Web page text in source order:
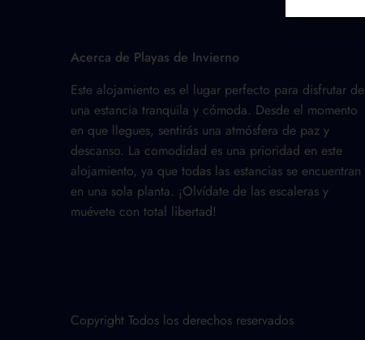
Acerca de Playas de Invierno
Este alojamiento es el lugar perfecto para disfrutar de
una estancia tranquila y cómoda. Desde el momento
en que llegues, sentirás una atmósfera de paz y
descanso. La comodidad es una prioridad en este
alojamiento, ya que todas las estancias se encuentran
en una sola planta. ¡Olvídate de las escaleras y
muévete con total libertad!
Copyright Todos los derechos reservados